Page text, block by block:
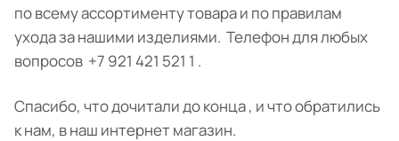
по всему ассортименту товара и по правилам
ухода за нашими изделиями. Телефон для любых
вопросов +7 921 421 521 1 .
Спасибо, что дочитали до конца , и что обратились
к нам, в наш интернет магазин.